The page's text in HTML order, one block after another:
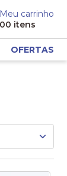
Meu carrinho
00 itens
OFERTAS